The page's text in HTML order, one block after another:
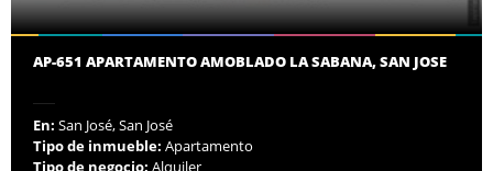
AP-651 APARTAMENTO AMOBLADO LA SABANA, SAN JOSE
En: San José, San José
Tipo de inmueble: Apartamento
Tipo de negocio: Alquiler